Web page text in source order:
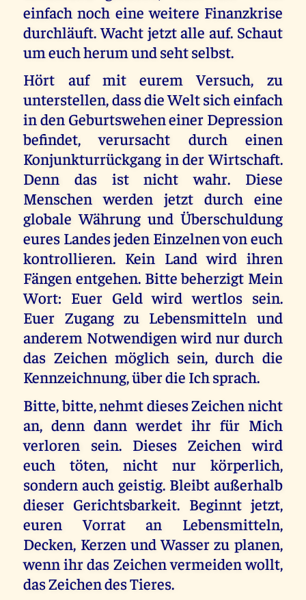
einfach noch eine weitere Finanzkrise
durchläuft. Wacht jetzt alle auf. Schaut
um euch herum und seht selbst.
Hört auf mit eurem Versuch, zu
unterstellen, dass die Welt sich einfach
in den Geburtswehen einer Depression
befindet, verursacht durch einen
Konjunkturrückgang in der Wirtschaft.
Denn das ist nicht wahr. Diese
Menschen werden jetzt durch eine
globale Währung und Überschuldung
eures Landes jeden Einzelnen von euch
kontrollieren. Kein Land wird ihren
Fängen entgehen. Bitte beherzigt Mein
Wort: Euer Geld wird wertlos sein.
Euer Zugang zu Lebensmitteln und
anderem Notwendigen wird nur durch
das Zeichen möglich sein, durch die
Kennzeichnung, über die Ich sprach.
Bitte, bitte, nehmt dieses Zeichen nicht
an, denn dann werdet ihr für Mich
verloren sein. Dieses Zeichen wird
euch töten, nicht nur körperlich,
sondern auch geistig. Bleibt außerhalb
dieser Gerichtsbarkeit. Beginnt jetzt,
euren Vorrat an Lebensmitteln,
Decken, Kerzen und Wasser zu planen,
wenn ihr das Zeichen vermeiden wollt,
das Zeichen des Tieres.